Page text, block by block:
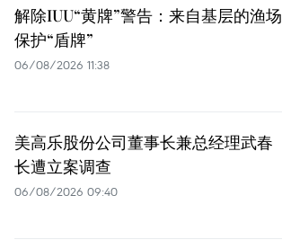
解除IUU“黄牌”警告：来自基层的渔场
保护“盾牌”
06/08/2026 11:38
美高乐股份公司董事长兼总经理武春
长遭立案调查
06/08/2026 09:40